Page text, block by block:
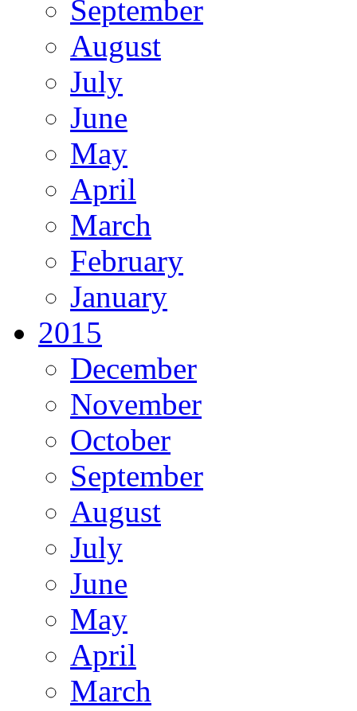
September
August
July
June
May
April
March
February
January
2015
December
November
October
September
August
July
June
May
April
March